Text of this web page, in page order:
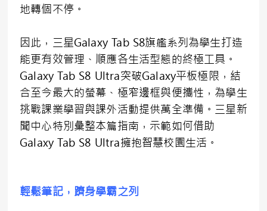
地轉個不停。
因此，三星Galaxy Tab S8旗艦系列為學生打造
能更有效管理、順應各生活型態的終極工具。
Galaxy Tab S8 Ultra突破Galaxy平板極限，結
合至今最大的螢幕、極窄邊框與便攜性，為學生
挑戰課業學習與課外活動提供萬全準備。三星新
聞中心特別彙整本篇指南，示範如何借助
Galaxy Tab S8 Ultra擁抱智慧校園生活。
輕鬆筆記，躋身學霸之列